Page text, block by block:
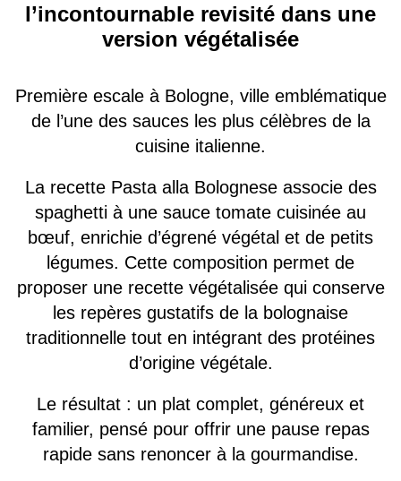
l’incontournable revisité dans une
version végétalisée
Première escale à Bologne, ville emblématique
de l’une des sauces les plus célèbres de la
cuisine italienne.
La recette Pasta alla Bolognese associe des
spaghetti à une sauce tomate cuisinée au
bœuf, enrichie d’égrené végétal et de petits
légumes. Cette composition permet de
proposer une recette végétalisée qui conserve
les repères gustatifs de la bolognaise
traditionnelle tout en intégrant des protéines
d’origine végétale.
Le résultat : un plat complet, généreux et
familier, pensé pour offrir une pause repas
rapide sans renoncer à la gourmandise.